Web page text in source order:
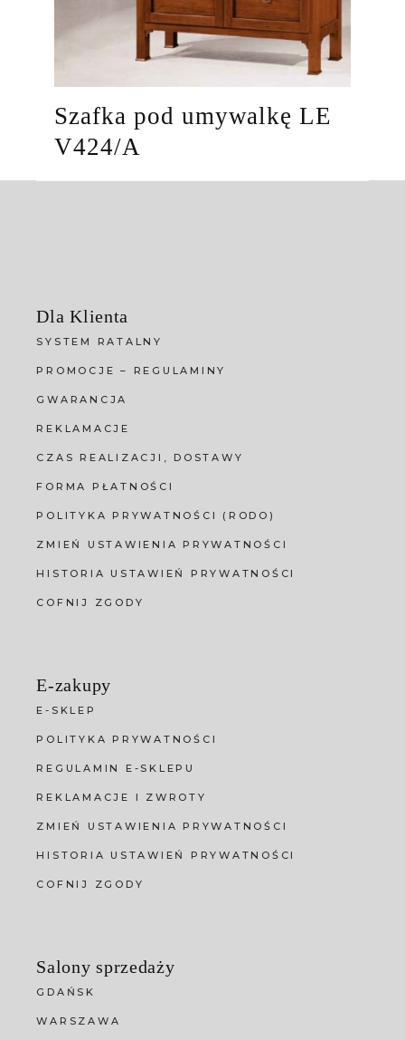
Szafka pod umywalkę LE
V424/A
Dla Klienta
SYSTEM RATALNY
PROMOCJE – REGULAMINY
GWARANCJA
REKLAMACJE
CZAS REALIZACJI, DOSTAWY
FORMA PŁATNOŚCI
POLITYKA PRYWATNOŚCI (RODO)
ZMIEŃ USTAWIENIA PRYWATNOŚCI
HISTORIA USTAWIEŃ PRYWATNOŚCI
COFNIJ ZGODY
E-zakupy
E-SKLEP
POLITYKA PRYWATNOŚCI
REGULAMIN E-SKLEPU
REKLAMACJE I ZWROTY
ZMIEŃ USTAWIENIA PRYWATNOŚCI
HISTORIA USTAWIEŃ PRYWATNOŚCI
COFNIJ ZGODY
Salony sprzedaży
GDAŃSK
WARSZAWA